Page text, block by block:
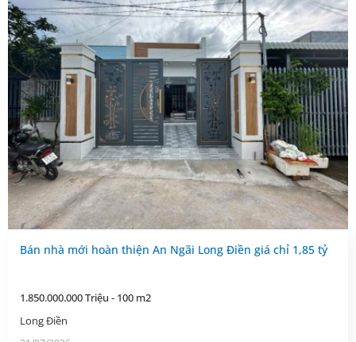
Bán nhà mới hoàn thiện An Ngãi Long Điền giá chỉ 1,85 tỷ
1.850.000.000 Triệu - 100 m2
Long Điền